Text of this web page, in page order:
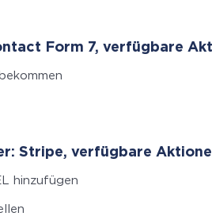
Form 7, verfügbare
Stripe, verfügbare
hinzufügen